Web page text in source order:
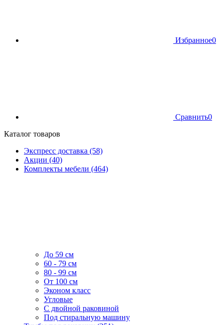
Избранное0
Сравнить0
Каталог товаров
Экспресс доставка (58)
Акции (40)
Комплекты мебели (464)
До 59 см
60 - 79 см
80 - 99 см
От 100 см
Эконом класс
Угловые
С двойной раковиной
Под стиральную машину